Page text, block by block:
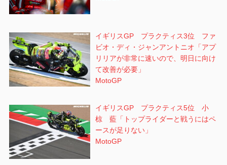
イギリスGP プラクティス3位 ファ
ビオ・ディ・ジャンアントニオ「アプ
リリアが非常に速いので、明日に向け
て改善が必要」
MotoGP
イギリスGP プラクティス5位 小
椋 藍「トップライダーと戦うにはペ
ースが足りない」
MotoGP